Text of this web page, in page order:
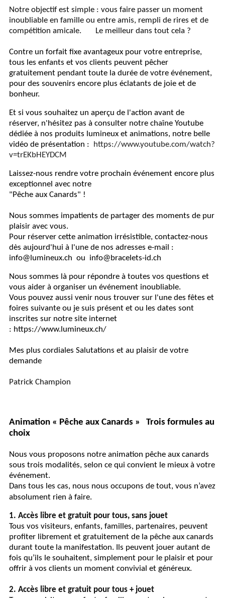
Notre objectif est simple : vous faire passer un moment
inoubliable en famille ou entre amis, rempli de rires et de
compétition amicale. Le meilleur dans tout cela ?
Contre un forfait fixe avantageux pour votre entreprise,
tous les enfants et vos clients peuvent pêcher
gratuitement pendant toute la durée de votre événement,
pour des souvenirs encore plus éclatants de joie et de
bonheur.
Et si vous souhaitez un aperçu de l'action avant de
réserver, n'hésitez pas à consulter notre chaîne Youtube
dédiée à nos produits lumineux et animations, notre belle
vidéo de présentation :
https://www.youtube.com/watch?
v=trEKbHEYDCM
Laissez-nous rendre votre prochain événement encore plus
exceptionnel avec notre
"Pêche aux Canards" !
Nous sommes impatients de partager des moments de pur
plaisir avec vous.
Pour réserver cette animation irrésistible, contactez-nous
dès aujourd'hui à l'une de nos adresses e-mail :
info@lumineux.ch ou info@bracelets-id.ch
Nous sommes là pour répondre à toutes vos questions et
vous aider à organiser un événement inoubliable.
Vous pouvez aussi venir nous trouver sur l'une des fêtes et
foires suivante ou je suis présent et ou les dates sont
inscrites sur notre site internet
: https://www.lumineux.ch/
Mes plus cordiales Salutations et au plaisir de votre
demande
Patrick Champion
Animation « Pêche aux Canards » Trois formules au
choix
Nous vous proposons notre animation pêche aux canards
sous trois modalités, selon ce qui convient le mieux à votre
événement.
Dans tous les cas, nous nous occupons de tout, vous n’avez
absolument rien à faire.
1. Accès libre et gratuit pour tous, sans jouet
Tous vos visiteurs, enfants, familles, partenaires, peuvent
profiter librement et gratuitement de la pêche aux canards
durant toute la manifestation. Ils peuvent jouer autant de
fois qu’ils le souhaitent, simplement pour le plaisir et pour
offrir à vos clients un moment convivial et généreux.
2. Accès libre et gratuit pour tous + jouet